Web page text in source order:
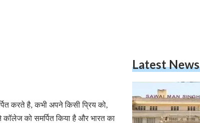
करते है, कभी अपने किसी प्रिय को,
को समर्पित किया है और भारत का
Latest News